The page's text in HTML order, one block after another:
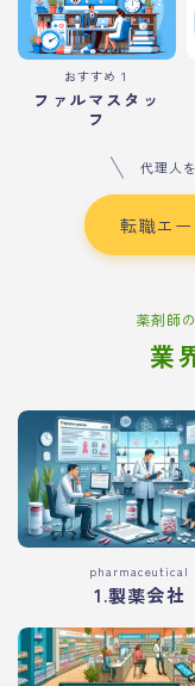
おすすめ１
ファルマスタッ
フ
代理人
転職エ
薬剤師
業
pharmaceutical
1.製薬会社